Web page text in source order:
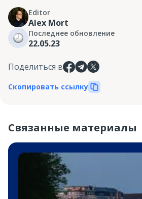
Editor
Alex Mort
Последнее обновление
22.05.23
Поделиться в
Скопировать ссылку
Связанные материалы